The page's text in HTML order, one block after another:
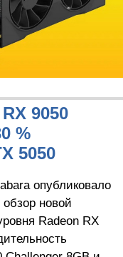
9050
%
5050
опубликовало
новой
Radeon RX